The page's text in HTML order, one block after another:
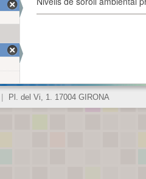
Pl. del Vi, 1. 17004 GIRONA